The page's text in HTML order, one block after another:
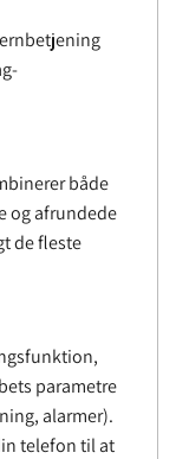
både
og afrundede
de fleste
parametre
alarmer).
telefon til at